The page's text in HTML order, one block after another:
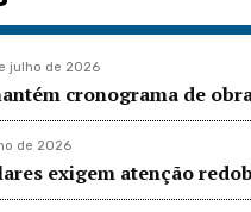
julho de 2026
cronograma de
de 2026
exigem atenção